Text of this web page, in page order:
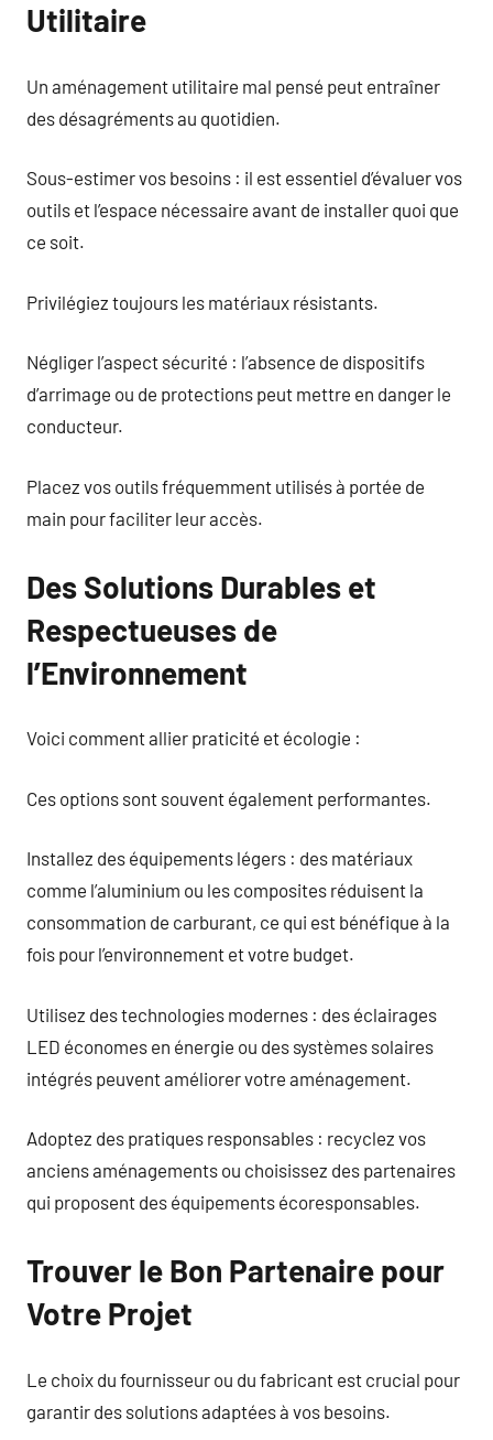
Utilitaire
Un aménagement utilitaire mal pensé peut entraîner
des désagréments au quotidien.
Sous-estimer vos besoins : il est essentiel d’évaluer vos
outils et l’espace nécessaire avant de installer quoi que
ce soit.
Privilégiez toujours les matériaux résistants.
Négliger l’aspect sécurité : l’absence de dispositifs
d’arrimage ou de protections peut mettre en danger le
conducteur.
Placez vos outils fréquemment utilisés à portée de
main pour faciliter leur accès.
Des Solutions Durables et
Respectueuses de
l’Environnement
Voici comment allier praticité et écologie :
Ces options sont souvent également performantes.
Installez des équipements légers : des matériaux
comme l’aluminium ou les composites réduisent la
consommation de carburant, ce qui est bénéfique à la
fois pour l’environnement et votre budget.
Utilisez des technologies modernes : des éclairages
LED économes en énergie ou des systèmes solaires
intégrés peuvent améliorer votre aménagement.
Adoptez des pratiques responsables : recyclez vos
anciens aménagements ou choisissez des partenaires
qui proposent des équipements écoresponsables.
Trouver le Bon Partenaire pour
Votre Projet
Le choix du fournisseur ou du fabricant est crucial pour
garantir des solutions adaptées à vos besoins.